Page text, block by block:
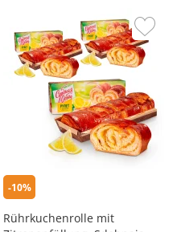
-10%
Rührkuchenrolle mit